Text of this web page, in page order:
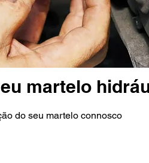
martelo
do seu martelo connosco